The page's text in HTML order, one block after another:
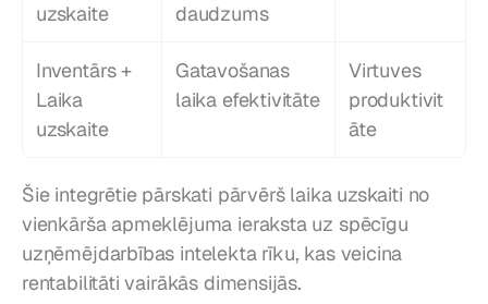
uzskaite
daudzums
Inventārs +
Laika
uzskaite
Gatavošanas
laika efektivitāte
Virtuves
produktivit
āte
Šie integrētie pārskati pārvērš laika uzskaiti no
vienkārša apmeklējuma ieraksta uz spēcīgu
uzņēmējdarbības intelekta rīku, kas veicina
rentabilitāti vairākās dimensijās.